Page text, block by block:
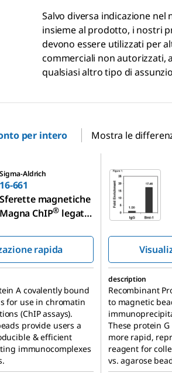
Salvo diversa indicazione
insieme al prodotto, i nostri
devono essere utilizzati per
commerciali non autorizzati,
qualsiasi altro tipo di
per intero Mostra le
Sigma-Aldrich
16-661
Sferette magnetiche
Magna ChIP® legate
rapida
A covalently bound
for use in chromatin
(ChIP assays).
provide users a
& efficient
immunocomplexes
description
Recombinant
to magnetic
These protein
more rapid,
reagent for
vs. agarose